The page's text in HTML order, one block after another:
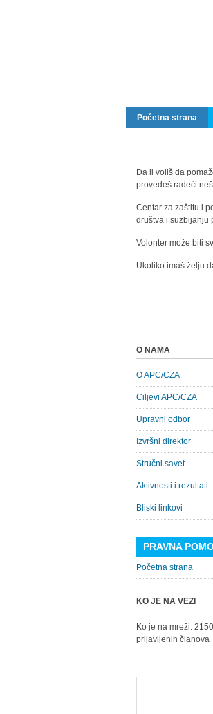
Početna strana
Da li voliš da
provedeš radeći
Centar za zaštitu i
društva i suzbijanju
Volonter može biti
Ukoliko imaš želju
O NAMA
O APC/CZA
Ciljevi APC/CZA
Upravni odbor
Izvršni direktor
Stručni savet
Aktivnosti i rezultati
Bliski linkovi
PRAVNA
Početna strana
KO JE NA VEZI
Ko je na mreži:
prijavljenih članova